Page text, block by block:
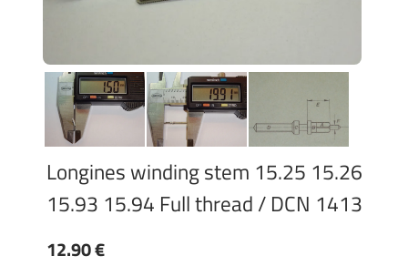
Longines winding stem 15.25 15.26
15.93 15.94 Full thread / DCN 1413
12.90 €